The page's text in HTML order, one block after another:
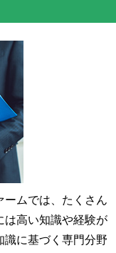
ームでは、たくさん
は高い知識や経験が
識に基づく専門分野